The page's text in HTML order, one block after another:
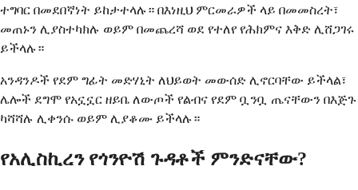
ተግባር በመደበኛነት ይከታተላሉ። በእነዚህ ምርመራዎች ላይ በመመስረት፣
መጠኑን ሊያስተካክሉ ወይም በመጨረሻ ወደ የተለየ የሕክምና እቅድ ሊሸጋገሩ
ይችላሉ።
አንዳንዶች የደም ግፊት መድሃኒት ለህይወት መውሰድ ሊኖርባቸው ይችላል፣
ሌሎች ደግሞ የአኗኗር ዘይቤ ለውጦች የልብና የደም ቧንቧ ጤናቸውን በእጅጉ
ካሻሻሉ ሊቀንሱ ወይም ሊያቆሙ ይችላሉ።
የአሊስኪረን የጎንዮሽ ጉዳቶች ምንድናቸው?